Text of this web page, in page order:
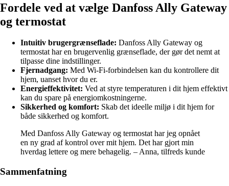
Fordele ved at vælge Danfoss Ally Gateway
og termostat
Intuitiv brugergrænseflade: Danfoss Ally Gateway og
termostat har en brugervenlig grænseflade, der gør det nemt at
tilpasse dine indstillinger.
Fjernadgang: Med Wi-Fi-forbindelsen kan du kontrollere dit
hjem, uanset hvor du er.
Energieffektivitet: Ved at styre temperaturen i dit hjem effektivt
kan du spare på energiomkostningerne.
Sikkerhed og komfort: Skab det ideelle miljø i dit hjem for
både sikkerhed og komfort.
Med Danfoss Ally Gateway og termostat har jeg opnået
en ny grad af kontrol over mit hjem. Det har gjort min
hverdag lettere og mere behagelig. – Anna, tilfreds kunde
Sammenfatning